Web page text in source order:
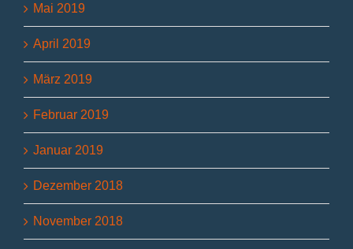
Mai 2019
April 2019
März 2019
Februar 2019
Januar 2019
Dezember 2018
November 2018